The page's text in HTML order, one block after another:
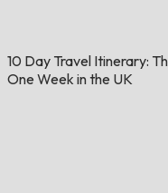
10 Day Travel Itinerary:
One Week in the UK